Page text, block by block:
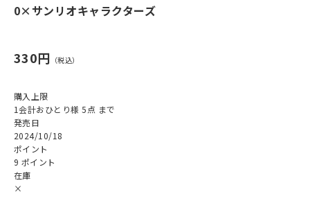
0×サンリオキャラクターズ
330円
購入上限
1会計おひとり様 5点 まで
発売日
2024/10/18
ポイント
9 ポイント
在庫
×